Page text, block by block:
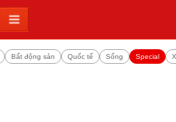
Bất động sản Quốc tế Sống Special